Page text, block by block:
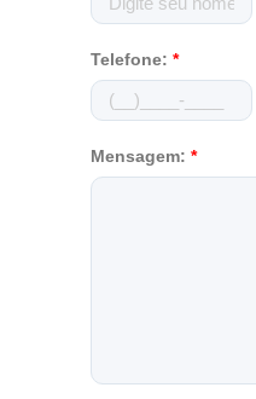
Telefone: *
Mensagem: *